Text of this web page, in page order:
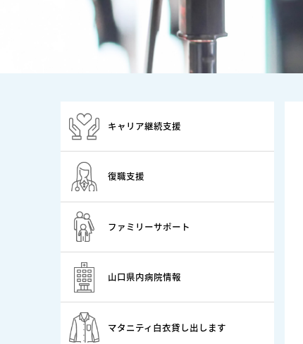
キャリア継続支援
復職支援
ファミリーサポート
山口県内病院情報
マタニティ白衣貸し出します